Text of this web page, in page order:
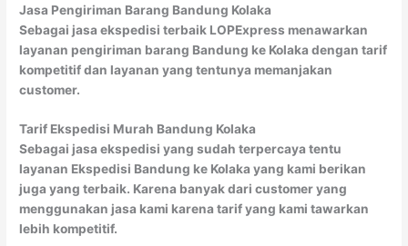
Jasa Pengiriman Barang Bandung Kolaka
Sebagai jasa ekspedisi terbaik LOPExpress menawarkan
layanan pengiriman barang Bandung ke Kolaka dengan tarif
kompetitif dan layanan yang tentunya memanjakan
customer.
Tarif Ekspedisi Murah Bandung Kolaka
Sebagai jasa ekspedisi yang sudah terpercaya tentu
layanan Ekspedisi Bandung ke Kolaka yang kami berikan
juga yang terbaik. Karena banyak dari customer yang
menggunakan jasa kami karena tarif yang kami tawarkan
lebih kompetitif.